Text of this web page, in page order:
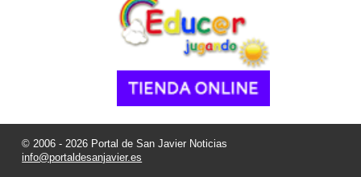
© 2006 - 2026 Portal de San Javier Noticias
info@portaldesanjavier.es